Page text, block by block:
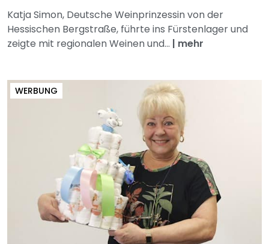
Katja Simon, Deutsche Weinprinzessin von der
Hessischen Bergstraße, führte ins Fürstenlager und
zeigte mit regionalen Weinen und... | mehr
WERBUNG